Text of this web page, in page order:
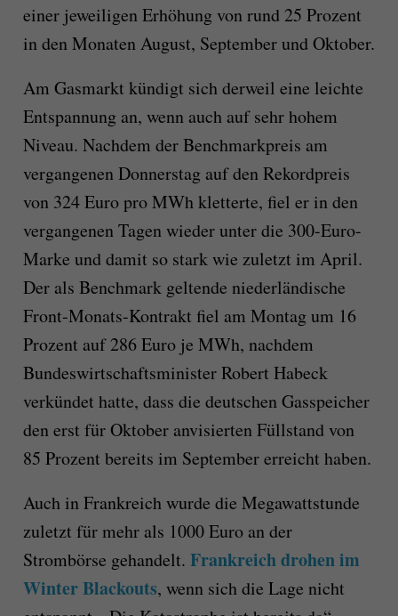
einer jeweiligen Erhöhung von rund 25 Prozent
in den Monaten August, September und Oktober.
Am Gasmarkt kündigt sich derweil eine leichte
Entspannung an, wenn auch auf sehr hohem
Niveau. Nachdem der Benchmarkpreis am
vergangenen Donnerstag auf den Rekordpreis
von 324 Euro pro MWh kletterte, fiel er in den
vergangenen Tagen wieder unter die 300-Euro-
Marke und damit so stark wie zuletzt im April.
Der als Benchmark geltende niederländische
Front-Monats-Kontrakt fiel am Montag um 16
Prozent auf 286 Euro je MWh, nachdem
Bundeswirtschaftsminister Robert Habeck
verkündet hatte, dass die deutschen Gasspeicher
den erst für Oktober anvisierten Füllstand von
85 Prozent bereits im September erreicht haben.
Auch in Frankreich wurde die Megawattstunde
zuletzt für mehr als 1000 Euro an der
Strombörse gehandelt. Frankreich drohen im
Winter Blackouts, wenn sich die Lage nicht